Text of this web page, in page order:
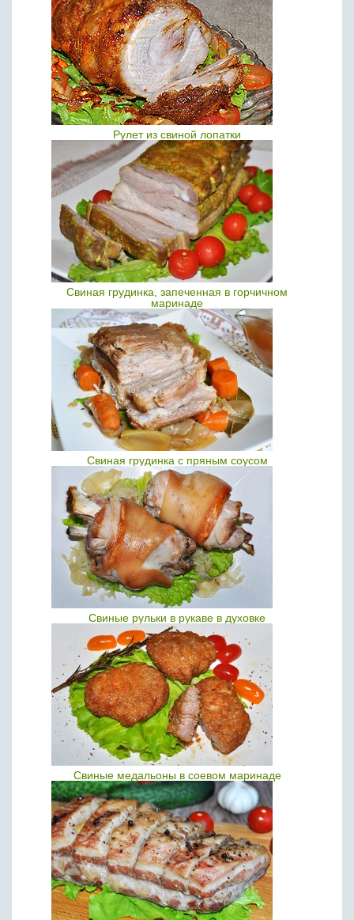
Рулет из свиной лопатки
Свиная грудинка, запеченная в горчичном
маринаде
Свиная грудинка с пряным соусом
Свиные рульки в рукаве в духовке
Свиные медальоны в соевом маринаде